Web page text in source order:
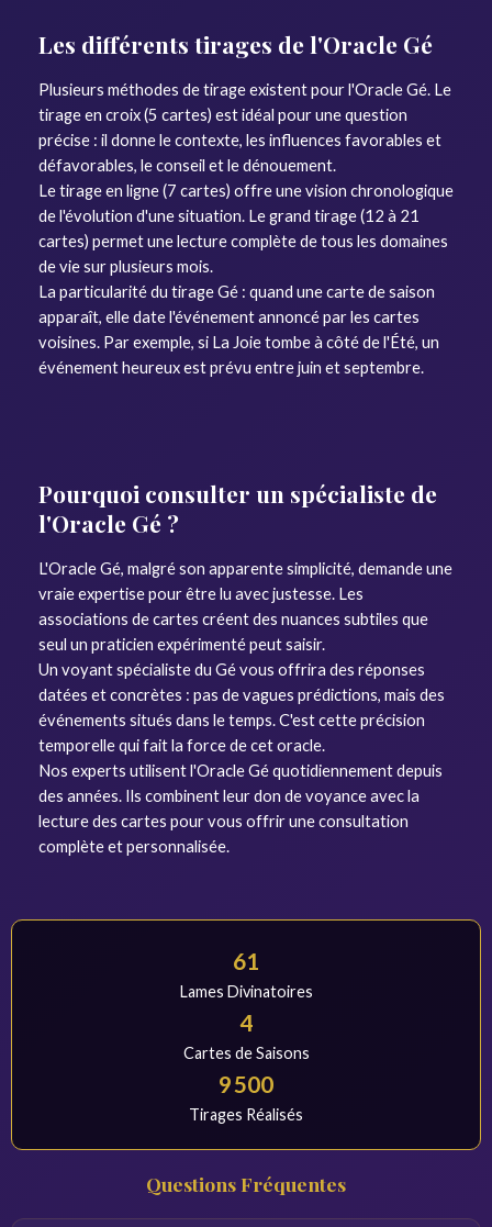
Les différents tirages de l'Oracle Gé
Plusieurs méthodes de tirage existent pour l'Oracle Gé. Le
tirage en croix (5 cartes) est idéal pour une question
précise : il donne le contexte, les influences favorables et
défavorables, le conseil et le dénouement.
Le tirage en ligne (7 cartes) offre une vision chronologique
de l'évolution d'une situation. Le grand tirage (12 à 21
cartes) permet une lecture complète de tous les domaines
de vie sur plusieurs mois.
La particularité du tirage Gé : quand une carte de saison
apparaît, elle date l'événement annoncé par les cartes
voisines. Par exemple, si La Joie tombe à côté de l'Été, un
événement heureux est prévu entre juin et septembre.
Pourquoi consulter un spécialiste de
l'Oracle Gé ?
L'Oracle Gé, malgré son apparente simplicité, demande une
vraie expertise pour être lu avec justesse. Les
associations de cartes créent des nuances subtiles que
seul un praticien expérimenté peut saisir.
Un voyant spécialiste du Gé vous offrira des réponses
datées et concrètes : pas de vagues prédictions, mais des
événements situés dans le temps. C'est cette précision
temporelle qui fait la force de cet oracle.
Nos experts utilisent l'Oracle Gé quotidiennement depuis
des années. Ils combinent leur don de voyance avec la
lecture des cartes pour vous offrir une consultation
complète et personnalisée.
61
Lames Divinatoires
4
Cartes de Saisons
9 500
Tirages Réalisés
Questions Fréquentes